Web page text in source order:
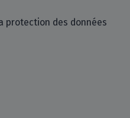
protection des données